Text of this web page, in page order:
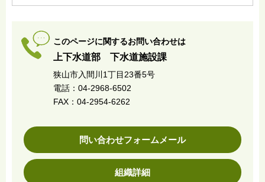
このページに関するお問い合わせは
上下水道部 下水道施設課
狭山市入間川1丁目23番5号
電話：04-2968-6502
FAX：04-2954-6262
問い合わせフォームメール
組織詳細